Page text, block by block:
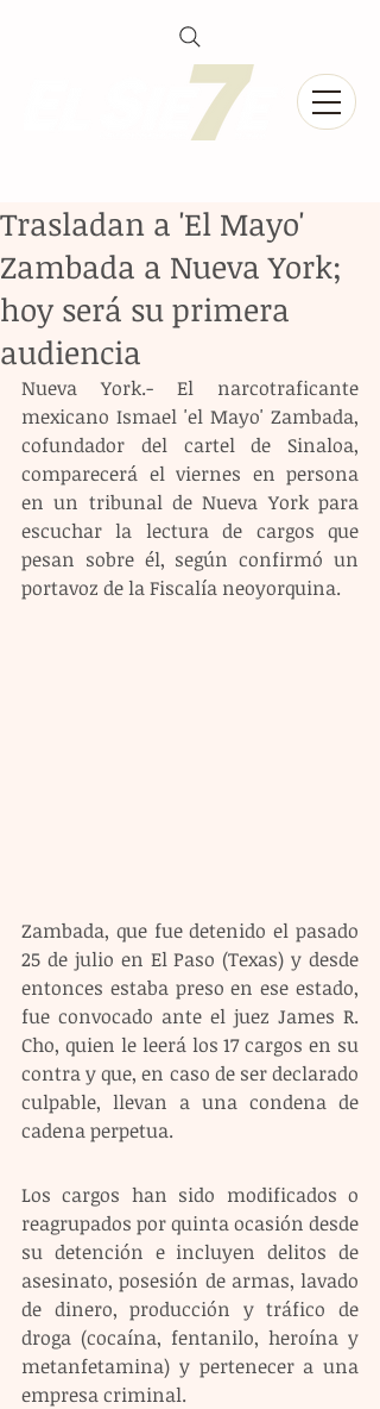
Trasladan a 'El Mayo'
Zambada a Nueva York;
hoy será su primera
audiencia
Nueva York.- El narcotraficante
mexicano Ismael 'el Mayo' Zambada,
cofundador del cartel de Sinaloa,
comparecerá el viernes en persona
en un tribunal de Nueva York para
escuchar la lectura de cargos que
pesan sobre él, según confirmó un
portavoz de la Fiscalía neoyorquina.
Zambada, que fue detenido el pasado
25 de julio en El Paso (Texas) y desde
entonces estaba preso en ese estado,
fue convocado ante el juez James R.
Cho, quien le leerá los 17 cargos en su
contra y que, en caso de ser declarado
culpable, llevan a una condena de
cadena perpetua.
Los cargos han sido modificados o
reagrupados por quinta ocasión desde
su detención e incluyen delitos de
asesinato, posesión de armas, lavado
de dinero, producción y tráfico de
droga (cocaína, fentanilo, heroína y
metanfetamina) y pertenecer a una
empresa criminal.